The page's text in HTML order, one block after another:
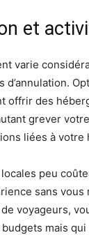
et
varie
d’annulation.
offrir des
grever
liées à votre
locales peu
sans
voyageurs,
mais